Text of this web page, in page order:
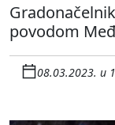
povodom
08.03.2023. u